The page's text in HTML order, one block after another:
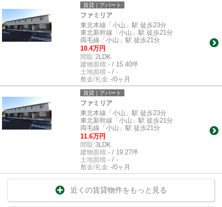
賃貸｜アパート
ファミリア
東北本線「小山」駅 徒歩23分
東北新幹線「小山」駅 徒歩21分
両毛線「小山」駅 徒歩21分
10.4万円
間取:2LDK
建物面積:- / 15.40坪
土地面積:- / -
敷金/礼金:-/0ヶ月
賃貸｜アパート
ファミリア
東北本線「小山」駅 徒歩23分
東北新幹線「小山」駅 徒歩21分
両毛線「小山」駅 徒歩21分
11.6万円
間取:3LDK
建物面積:- / 19.27坪
土地面積:- / -
敷金/礼金:-/0ヶ月
近くの賃貸物件をもっと見る